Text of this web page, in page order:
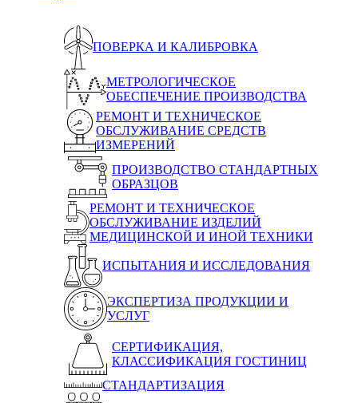
ПОВЕРКА И КАЛИБРОВКА
МЕТРОЛОГИЧЕСКОЕ
ОБЕСПЕЧЕНИЕ ПРОИЗВОДСТВА
РЕМОНТ И ТЕХНИЧЕСКОЕ
ОБСЛУЖИВАНИЕ СРЕДСТВ
ИЗМЕРЕНИЙ
ПРОИЗВОДСТВО СТАНДАРТНЫХ
ОБРАЗЦОВ
РЕМОНТ И ТЕХНИЧЕСКОЕ
ОБСЛУЖИВАНИЕ ИЗДЕЛИЙ
МЕДИЦИНСКОЙ И ИНОЙ ТЕХНИКИ
ИСПЫТАНИЯ И ИССЛЕДОВАНИЯ
ЭКСПЕРТИЗА ПРОДУКЦИИ И
УСЛУГ
СЕРТИФИКАЦИЯ,
КЛАССИФИКАЦИЯ ГОСТИНИЦ
СТАНДАРТИЗАЦИЯ